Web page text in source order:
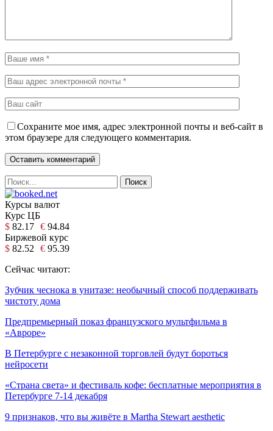
Сохраните мое имя, адрес электронной почты и веб-сайт в
этом браузере для следующего комментария.
Курсы валют
Курс ЦБ
$ 82.17 € 94.84
Биржевой курс
$ 82.52 € 95.39
Сейчас читают:
Зубчик чеснока в унитазе: необычный способ поддерживать
чистоту дома
Предпремьерный показ французского мультфильма в
«Авроре»
В Петербурге с незаконной торговлей будут бороться
нейросети
«Страна света» и фестиваль кофе: бесплатные мероприятия в
Петербурге 7-14 декабря
9 признаков, что вы живёте в Martha Stewart aesthetic